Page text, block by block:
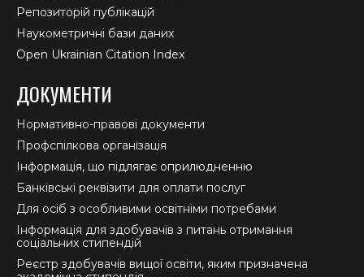
Репозиторій публікацій
Наукометричні бази даних
Open Ukrainian Citation Index
ДОКУМЕНТИ
Нормативно-правові документи
Профспілкова організація
Інформація, що підлягає оприлюдненню
Банківські реквізити для оплати послуг
Для осіб з особливими освітніми потребами
Інформація для здобувачів з питань отримання
соціальних стипендій
Реєстр здобувачів вищої освіти, яким призначена